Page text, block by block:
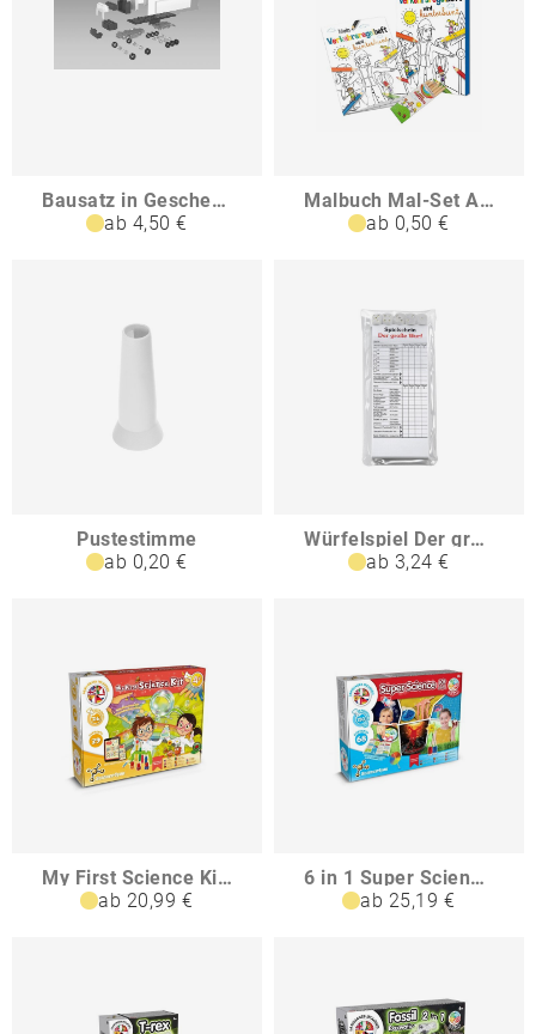
Bausatz in Geschenkverpackung Sattelschlepper ohne Parkplatz
ab 4,50 €
Malbuch Mal-Set A6 - Verkehr
ab 0,50 €
Pustestimme
ab 0,20 €
Würfelspiel Der große Wurf im Etui
ab 3,24 €
My First Science Kit I Lernspiel für Kinder
ab 20,99 €
6 in 1 Super Science Kit I Lernspiel für Kinder
ab 25,19 €